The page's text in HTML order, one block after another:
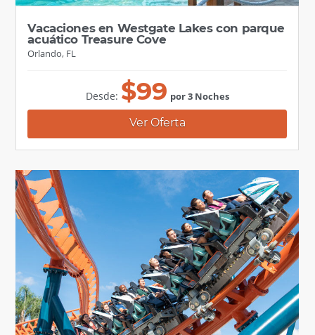
Vacaciones en Westgate Lakes con parque
acuático Treasure Cove
Orlando, FL
Desde: $99 por 3 Noches
Ver Oferta